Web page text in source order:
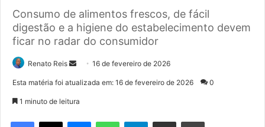
Consumo de alimentos frescos, de fácil
digestão e a higiene do estabelecimento devem
ficar no radar do consumidor
Renato Reis
d
e
16 de fevereiro de 2026
Esta matéria foi atualizada em: 16 de fevereiro de 2026 0
1 minuto de leitura
Telegram